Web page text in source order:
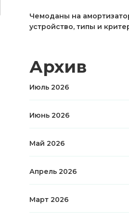
Чемоданы на
устройство, типы и
Архив
Июль 2026
Июнь 2026
Май 2026
Апрель 2026
Март 2026